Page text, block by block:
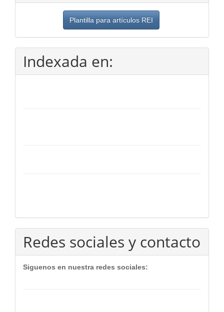
Plantilla para artículos REI
Indexada en:
Redes sociales y contacto
Siguenos en nuestra redes sociales: